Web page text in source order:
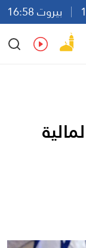
بيروت 16:58
Ar
En Fr Es